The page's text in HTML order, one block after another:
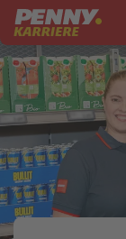
Zum Inhalt